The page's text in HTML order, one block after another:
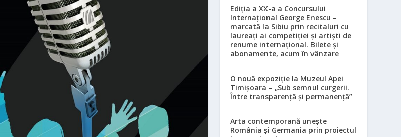
Ediția a XX-a a Concursului
Internațional George Enescu –
marcată la Sibiu prin recitaluri cu
laureați ai competiției și artiști de
renume internațional. Bilete și
abonamente, acum în vânzare
O nouă expoziție la Muzeul Apei
Timișoara – „Sub semnul curgerii.
Între transparență și permanență”
Arta contemporană unește
România și Germania prin proiectul